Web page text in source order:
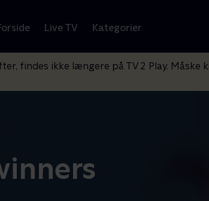
Live TV Kategorier
findes ikke længere på TV 2 Play.